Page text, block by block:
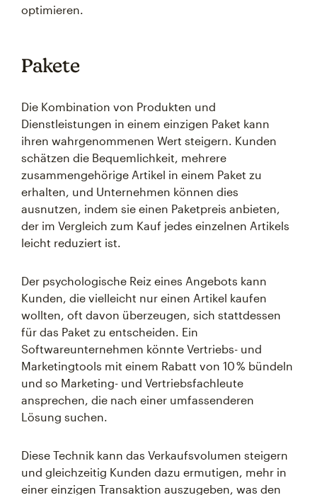
optimieren.
Pakete
Die Kombination von Produkten und
Dienstleistungen in einem einzigen Paket kann
ihren wahrgenommenen Wert steigern. Kunden
schätzen die Bequemlichkeit, mehrere
zusammengehörige Artikel in einem Paket zu
erhalten, und Unternehmen können dies
ausnutzen, indem sie einen Paketpreis anbieten,
der im Vergleich zum Kauf jedes einzelnen Artikels
leicht reduziert ist.
Der psychologische Reiz eines Angebots kann
Kunden, die vielleicht nur einen Artikel kaufen
wollten, oft davon überzeugen, sich stattdessen
für das Paket zu entscheiden. Ein
Softwareunternehmen könnte Vertriebs- und
Marketingtools mit einem Rabatt von 10 % bündeln
und so Marketing- und Vertriebsfachleute
ansprechen, die nach einer umfassenderen
Lösung suchen.
Diese Technik kann das Verkaufsvolumen steigern
und gleichzeitig Kunden dazu ermutigen, mehr in
einer einzigen Transaktion auszugeben, was den